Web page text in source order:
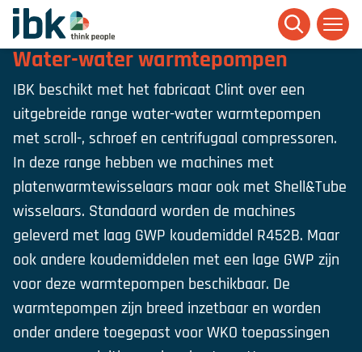
Ga naar homepage
Water-water warmtepompen
IBK beschikt met het fabricaat Clint over een
uitgebreide range water-water warmtepompen
met scroll-, schroef en centrifugaal compressoren.
In deze range hebben we machines met
platenwarmtewisselaars maar ook met Shell&Tube
wisselaars. Standaard worden de machines
geleverd met laag GWP koudemiddel R452B. Maar
ook andere koudemiddelen met een lage GWP zijn
voor deze warmtepompen beschikbaar. De
warmtepompen zijn breed inzetbaar en worden
onder andere toegepast voor WKO toepassingen